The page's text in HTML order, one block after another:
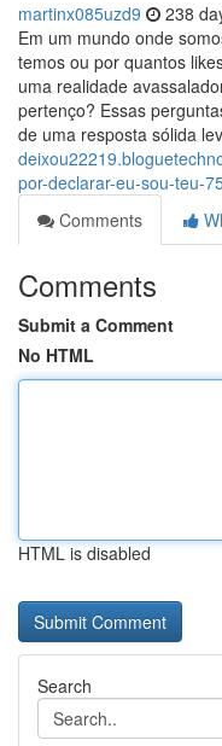
martinx085uzd9 238
Em um mundo onde
temos ou por quantos
uma realidade
pertenço? Essas
de uma resposta sólida
por-declarar-eu-sou-teu-
Comments
Comments
Submit a Comment
No HTML
HTML is disabled
Search